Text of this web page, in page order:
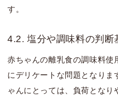
す。
4.2. 塩分や調味料の判断
赤ちゃんの離乳食の調味料使
にデリケートな問題となりま
ゃんにとっては、負荷となり